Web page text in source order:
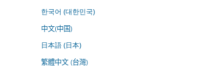
한국어 (대한민국)
中文(中国)
日本語 (日本)
繁體中文 (台灣)